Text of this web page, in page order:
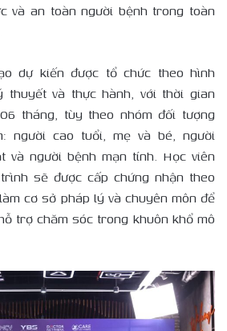
và an toàn người bệnh trong toàn
dự kiến được tổ chức theo hình
thuyết và thực hành, với thời gian
tháng, tùy theo nhóm đối tượng
người cao tuổi, mẹ và bé, người
và người bệnh mạn tính. Học viên
sẽ được cấp chứng nhận theo
cơ sở pháp lý và chuyên môn để
trợ chăm sóc trong khuôn khổ mô